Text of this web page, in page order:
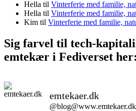
Hella til Vinterferie med familie,
Hella til Vinterferie med familie,
Kim til Vinterferie med familie,
Sig farvel til tech-
emtekær i Fediverset her:
emtekaer.dk
@blog@www.emtekaer.dk